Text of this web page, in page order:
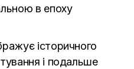
в епоху
історичного
і подальше